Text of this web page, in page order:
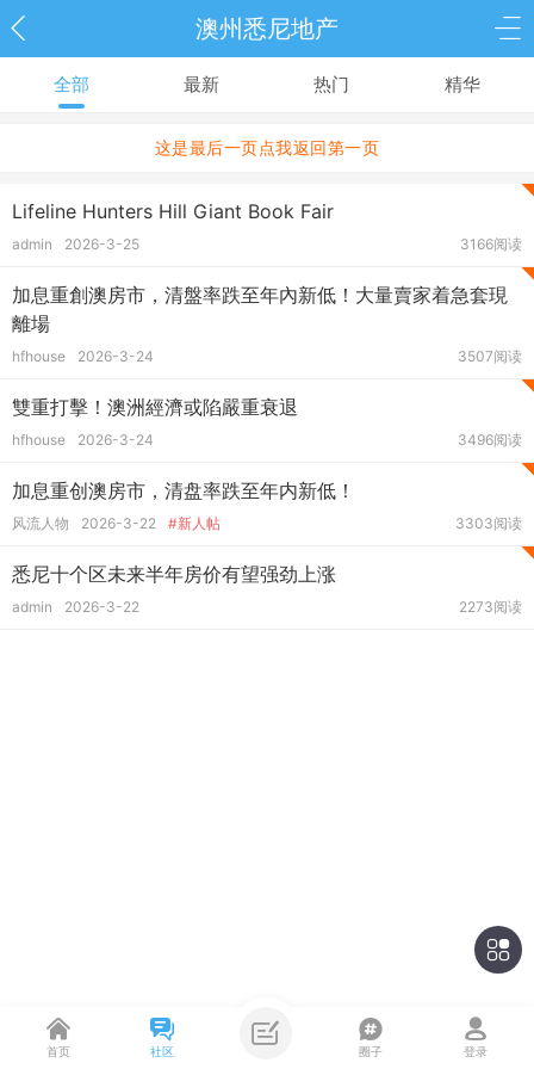
澳州悉尼地产
全部 最新 热门 精华
这是最后一页点我返回第一页
Lifeline Hunters Hill Giant Book Fair
admin 2026-3-25 3166阅读
加息重創澳房市，清盤率跌至年內新低！大量賣家着急套現
離場
hfhouse 2026-3-24 3507阅读
雙重打擊！澳洲經濟或陷嚴重衰退
hfhouse 2026-3-24 3496阅读
加息重创澳房市，清盘率跌至年内新低！
风流人物 2026-3-22 #新人帖 3303阅读
悉尼十个区未来半年房价有望强劲上涨
admin 2026-3-22 2273阅读
首页 社区 圈子 登录